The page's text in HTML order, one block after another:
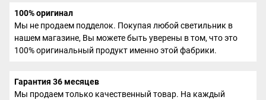
100% оригинал
Мы не продаем подделок. Покупая любой светильник в
нашем магазине, Вы можете быть уверены в том, что это
100% оригинальный продукт именно этой фабрики.
Гарантия 36 месяцев
Мы продаем только качественный товар. На каждый